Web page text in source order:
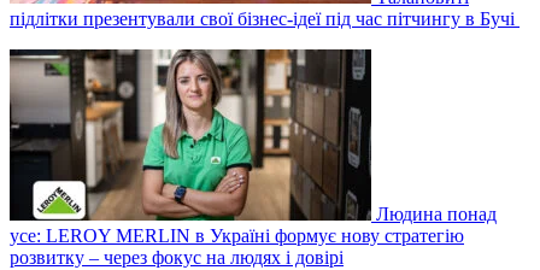
підлітки презентували свої бізнес-ідеї під час пітчингу в Бучі
Людина понад
усе: LEROY MERLIN в Україні формує нову стратегію
розвитку – через фокус на людях і довірі